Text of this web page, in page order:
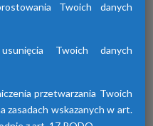
z serii HDB
i adsorpcyjnego,
eksploatacji,
Twoich danych
Twoich danych
przetwarzania Twoich
zasadach wskazanych w art.